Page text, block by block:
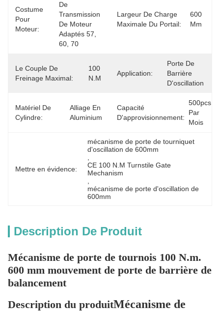
Costume
Pour
Moteur:
De
Transmission
De Moteur
Adaptés 57,
60, 70
Largeur De Charge
Maximale Du Portail:
600
Mm
Le Couple De
Freinage Maximal:
100
N.m
Application:
Porte De
Barrière
D'oscillation
Matériel De
Cylindre:
Alliage En
Aluminium
Capacité
D'approvisionnement:
500pcs
Par
Mois
Mettre en évidence:
mécanisme de porte de tourniquet
d'oscillation de 600mm
CE 100 N.M Turnstile Gate
Mechanism
mécanisme de porte d'oscillation de
600mm
Description De Produit
Mécanisme de porte de tournois 100 N.m.
600 mm mouvement de porte de barrière de
balancement
Description du produitMécanisme de